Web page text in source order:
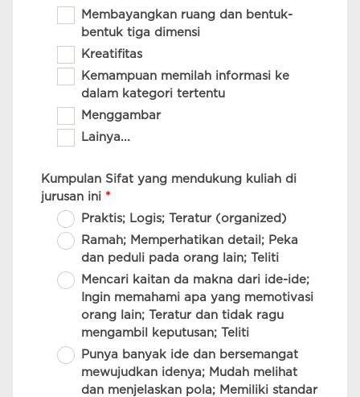
Membayangkan ruang dan bentuk-
bentuk tiga dimensi
Kreatifitas
Kemampuan memilah informasi ke
dalam kategori tertentu
Menggambar
Lainya...
Kumpulan Sifat yang mendukung kuliah di
jurusan ini *
Praktis; Logis; Teratur (organized)
Ramah; Memperhatikan detail; Peka
dan peduli pada orang lain; Teliti
Mencari kaitan da makna dari ide-ide;
Ingin memahami apa yang memotivasi
orang lain; Teratur dan tidak ragu
mengambil keputusan; Teliti
Punya banyak ide dan bersemangat
mewujudkan idenya; Mudah melihat
dan menjelaskan pola; Memiliki standar